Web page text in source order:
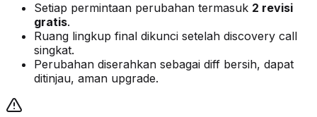
Setiap permintaan perubahan termasuk 2 revisi
gratis.
Ruang lingkup final dikunci setelah discovery call
singkat.
Perubahan diserahkan sebagai diff bersih, dapat
ditinjau, aman upgrade.